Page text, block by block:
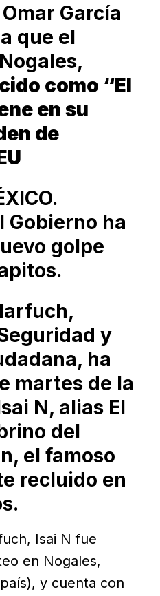
García
que el
como “El
en su
de
Gobierno ha
golpe
y
ha
martes de la
N, alias El
del
el famoso
recluido en
Isai N fue
en Nogales,
y cuenta con